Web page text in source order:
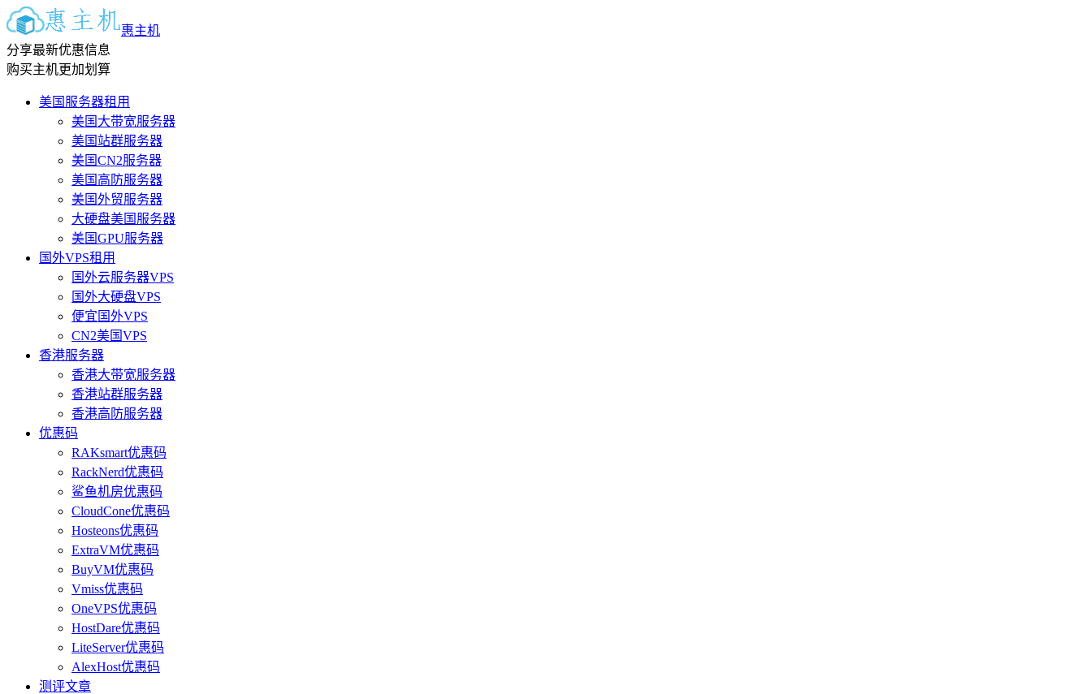
惠主机
分享最新优惠信息
购买主机更加划算
美国服务器租用
美国大带宽服务器
美国站群服务器
美国CN2服务器
美国高防服务器
美国外贸服务器
大硬盘美国服务器
美国GPU服务器
国外VPS租用
国外云服务器VPS
国外大硬盘VPS
便宜国外VPS
CN2美国VPS
香港服务器
香港大带宽服务器
香港站群服务器
香港高防服务器
优惠码
RAKsmart优惠码
RackNerd优惠码
鲨鱼机房优惠码
CloudCone优惠码
Hosteons优惠码
ExtraVM优惠码
BuyVM优惠码
Vmiss优惠码
OneVPS优惠码
HostDare优惠码
LiteServer优惠码
AlexHost优惠码
测评文章